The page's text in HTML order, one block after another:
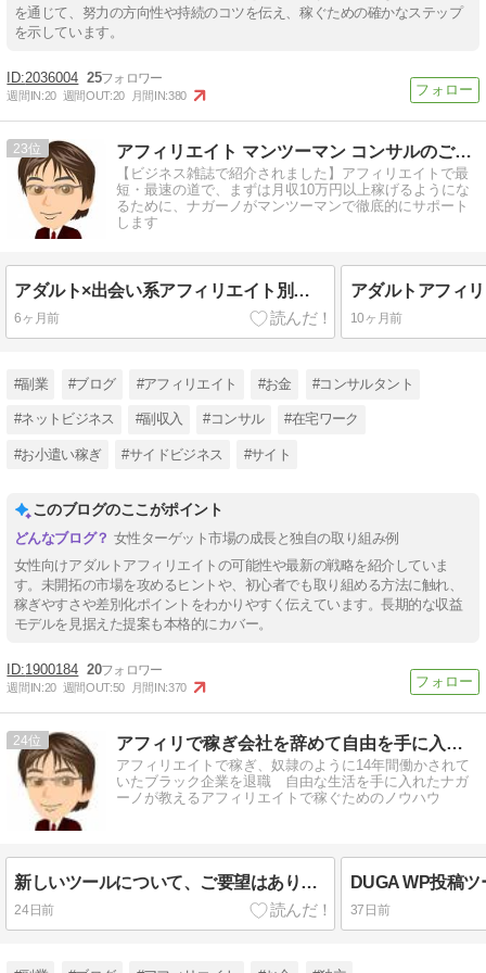
を通じて、努力の方向性や持続のコツを伝え、稼ぐための確かなステップ
を示しています。
2036004 25
週間IN:20 週間OUT:20 月間IN:380
23 アフィリエイト マンツーマン コンサルのご案内
【ビジネス雑誌で紹介されました】アフィリエイトで最
短・最速の道で、まずは月収10万円以上稼げるようにな
るために、ナガーノがマンツーマンで徹底的にサポート
します
アダルト×出会い系アフィリエイト別サイト運用を学べる書籍紹介
6ヶ月前 10ヶ月前
#副業 #ブログ #アフィリエイト #お金 #コンサルタント
#ネットビジネス #副収入 #コンサル #在宅ワーク
#お小遣い稼ぎ #サイドビジネス #サイト
このブログのここがポイント
女性ターゲット市場の成長と独自の取り組み例
女性向けアダルトアフィリエイトの可能性や最新の戦略を紹介していま
す。未開拓の市場を攻めるヒントや、初心者でも取り組める方法に触れ、
稼ぎやすさや差別化ポイントをわかりやすく伝えています。長期的な収益
モデルを見据えた提案も本格的にカバー。
1900184 20
週間IN:20 週間OUT:50 月間IN:370
24 アフィリで稼ぎ会社を辞めて自由を手に入れたナガーノのブログ
アフィリエイトで稼ぎ、奴隷のように14年間働かされて
いたブラック企業を退職 自由な生活を手に入れたナガ
ーノが教えるアフィリエイトで稼ぐためのノウハウ
新しいツールについて、ご要望はありませんか？
24日前 37日前